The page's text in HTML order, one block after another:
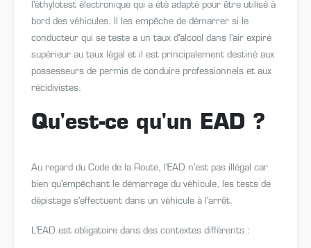
l'éthylotest électronique qui a été adapté pour être utilisé à
bord des véhicules. Il les empêche de démarrer si le
conducteur qui se teste a un taux d'alcool dans l'air expiré
supérieur au taux légal et il est principalement destiné aux
possesseurs de permis de conduire professionnels et aux
récidivistes.
Qu'est-ce qu'un EAD ?
Au regard du Code de la Route, l'EAD n'est pas illégal car
bien qu'empêchant le démarrage du véhicule, les tests de
dépistage s'effectuent dans un véhicule à l'arrêt.
L'EAD est obligatoire dans des contextes différents :